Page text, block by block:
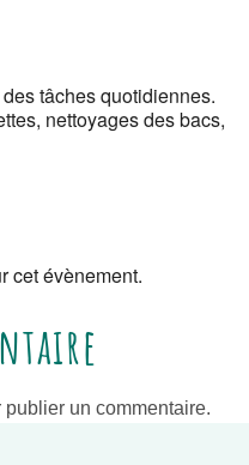
tâches quotidiennes.
nettoyages des bacs,
cet évènement.
publier un commentaire.